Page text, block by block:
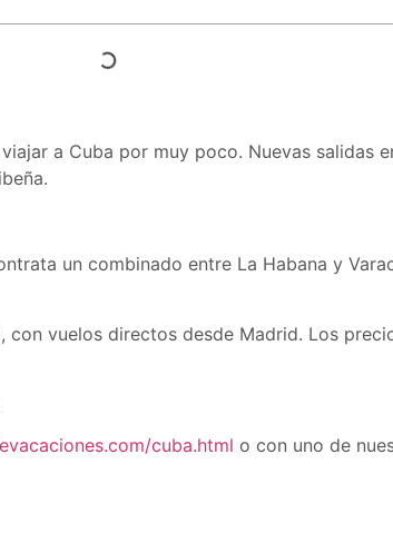
a Cuba por muy poco. Nuevas salidas
un combinado entre La Habana y
con vuelos directos desde Madrid. Los
cuba.html o con uno de